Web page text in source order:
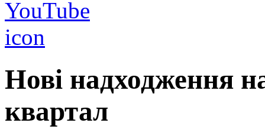
Нові надходження
квартал